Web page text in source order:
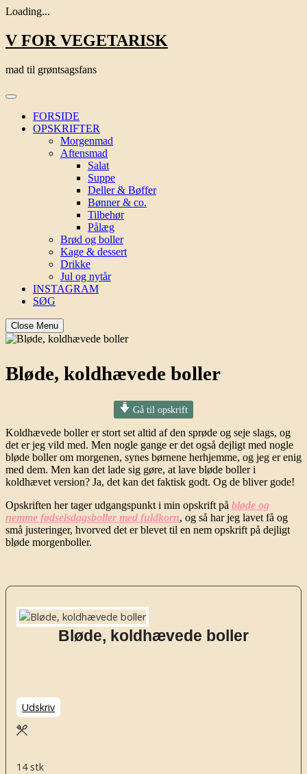
Loading...
Skip
to
V FOR VEGETARISK
mad til grøntsagsfans
FORSIDE
OPSKRIFTER
Morgenmad
Aftensmad
Salat
Suppe
Deller & Bøffer
Bønner & co.
Tilbehør
Pålæg
Brød og boller
Kage & dessert
Drikke
Jul og nytår
INSTAGRAM
SØG
Close Menu
Bløde, koldhævede boller
Gå til opskrift
Koldhævede boller er stort set altid af den sprøde og seje slags, og
det er jeg vild med. Men nogle gange er det også dejligt med nogle
bløde boller om morgenen, synes børnene herhjemme, og jeg er enig
med dem. Men kan det lade sig gøre, at lave bløde boller i
koldhævet version? Ja, det kan det faktisk godt. Og de bliver gode!
Opskriften her tager udgangspunkt i min opskrift på bløde og
nemme fødselsdagsboller med fuldkorn, og så har jeg lavet få og
små justeringer, hvorved det er blevet til en nem opskrift på dejligt
bløde morgenboller.
Bløde, koldhævede boller
Udskriv
14 stk